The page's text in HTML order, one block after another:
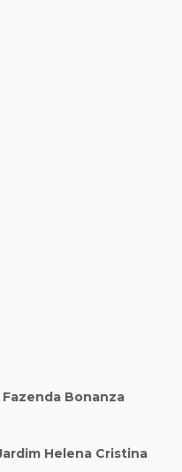
Fazenda Bonanza
Helena Cristina